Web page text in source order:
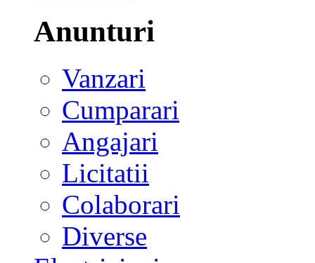
Anunturi
Vanzari
Cumparari
Angajari
Licitatii
Colaborari
Diverse